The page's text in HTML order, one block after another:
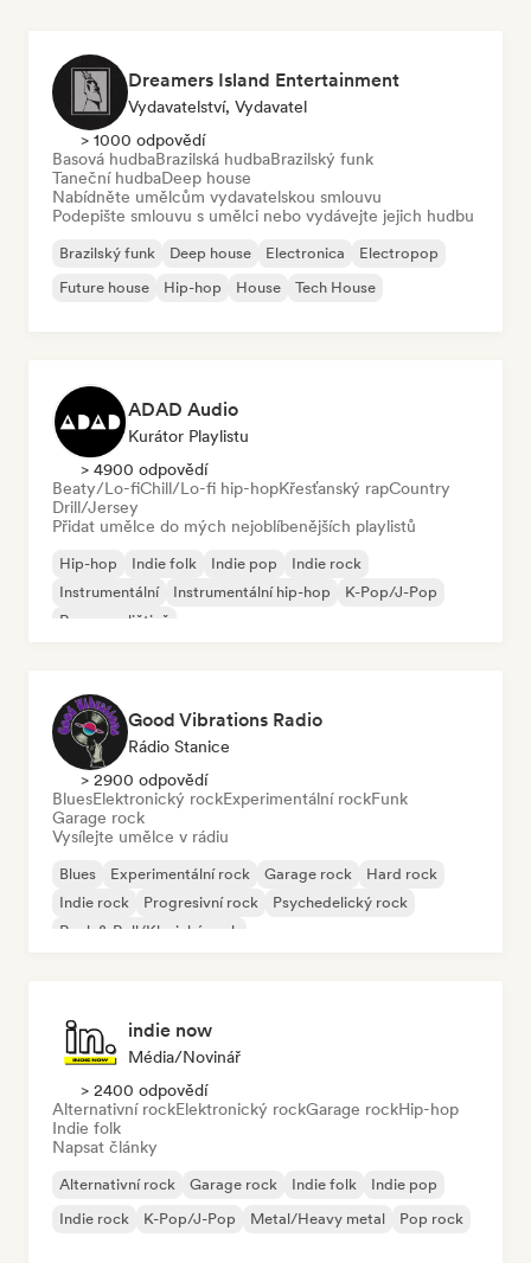
Dreamers Island Entertainment
Vydavatelství, Vydavatel
> 1000 odpovědí
Basová hudbaBrazilská hudbaBrazilský funk
Taneční hudbaDeep house
Nabídněte umělcům vydavatelskou smlouvu
Podepište smlouvu s umělci nebo vydávejte jejich hudbu
Brazilský funk Deep house Electronica
Electropop
Future house
Hip-hop House Tech House
ADAD Audio
Kurátor Playlistu
> 4900 odpovědí
Beaty/Lo-fiChill/Lo-fi hip-hopKřesťanský rapCountry
Drill/Jersey
Přidat umělce do mých nejoblíbenějších playlistů
Hip-hop Indie folk Indie pop
Indie rock
Instrumentální
Instrumentální hip-hop
K-Pop/J-Pop
Rap v angličtině
Good Vibrations Radio
Rádio Stanice
> 2900 odpovědí
BluesElektronický rockExperimentální rockFunk
Garage rock
Vysílejte umělce v rádiu
Blues Experimentální rock Garage rock
Hard rock
Indie rock
Progresivní rock
Psychedelický rock
Rock & Roll/Klasický rock
indie now
Média/novinář
> 2400 odpovědí
Alternativní rockElektronický rockGarage rockHip-hop
Indie folk
Napsat články
Alternativní rock Garage rock Indie folk
Indie pop
Indie rock
K-Pop/J-Pop Metal/Heavy metal Pop rock